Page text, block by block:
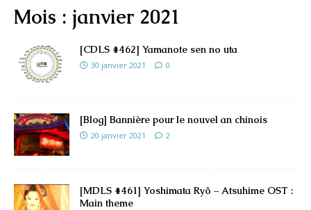
Mois : janvier 2021
[CDLS #462] Yamanote sen no uta
30 janvier 2021 0
[Blog] Bannière pour le nouvel an chinois
20 janvier 2021 2
[MDLS #461] Yoshimata Ryô – Atsuhime OST :
Main theme